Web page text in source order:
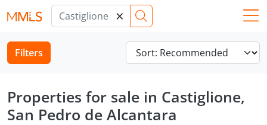
×
Filters
Properties for sale in Castiglione,
San Pedro de Alcantara